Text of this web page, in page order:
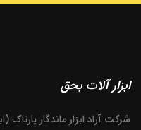
ابزار آلات بحق
شرکت آراد ابزار ماندگار